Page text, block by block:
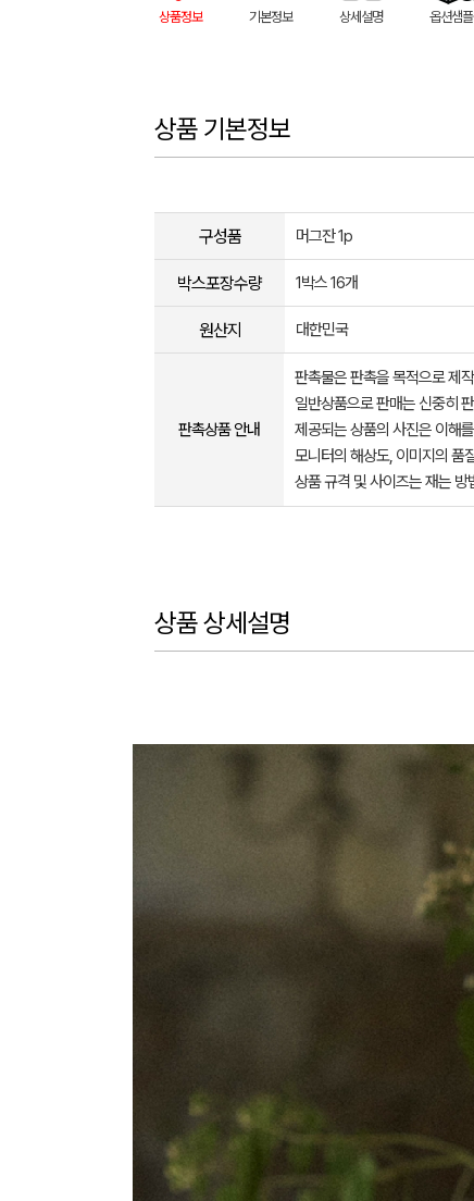
상품정보 기본정보 상세설명 옵션샘플
상품 기본정보
구성품 머그잔 1p
박스포장수량 1박스 16개
원산지 대한민국
판촉상품 안내
판촉물은 판촉을 목적으로 제
일반상품으로 판매는 신중히
제공되는 상품의 사진은 이해
모니터의 해상도, 이미지의 품
상품 규격 및 사이즈는 재는
상품 상세설명